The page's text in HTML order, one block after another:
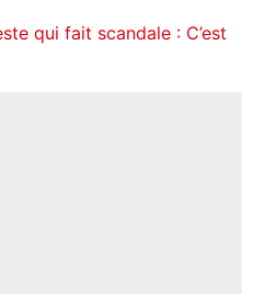
qui fait scandale : C’est